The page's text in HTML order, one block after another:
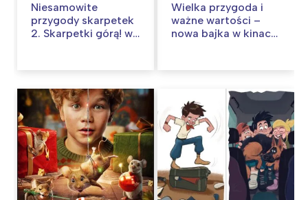
Niesamowite
przygody skarpetek
2. Skarpetki górą! w
Wielka przygoda i
ważne wartości –
nowa bajka w kinach